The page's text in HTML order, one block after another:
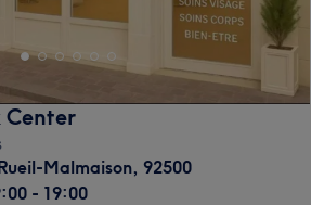
Center
Malmaison, 92500
- 19:00